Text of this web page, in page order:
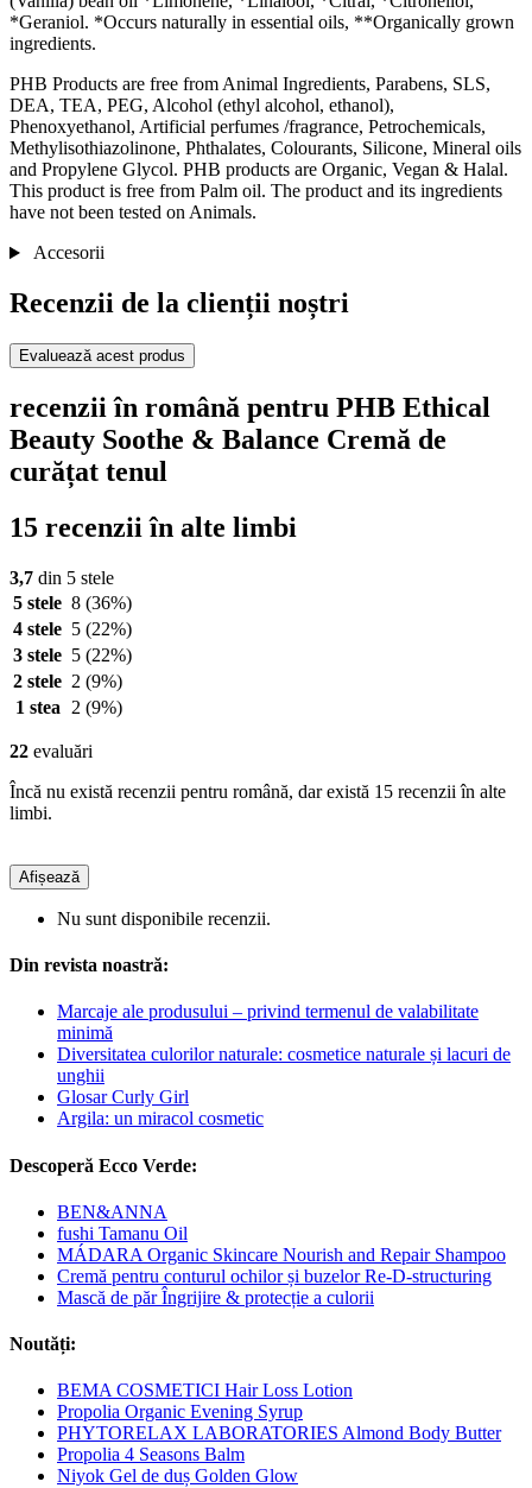
*Geraniol. *Occurs naturally in essential oils, **Organically grown
ingredients.
PHB Products are free from Animal Ingredients, Parabens, SLS,
DEA, TEA, PEG, Alcohol (ethyl alcohol, ethanol),
Phenoxyethanol, Artificial perfumes /fragrance, Petrochemicals,
Methylisothiazolinone, Phthalates, Colourants, Silicone, Mineral oils
and Propylene Glycol. PHB products are Organic, Vegan & Halal.
This product is free from Palm oil. The product and its ingredients
have not been tested on Animals.
Accesorii
Recenzii de la clienții noștri
Evaluează acest produs
recenzii în română pentru PHB Ethical
Beauty Soothe & Balance Cremă de
curățat tenul
15 recenzii în alte limbi
3,7 din 5 stele
5 stele 8 (36%)
4 stele 5 (22%)
3 stele 5 (22%)
2 stele 2 (9%)
1 stea
2 (9%)
22 evaluări
Încă nu există recenzii pentru română, dar există 15 recenzii în alte
limbi.
Afișează
Nu sunt disponibile recenzii.
Din revista noastră:
Marcaje ale produsului – privind termenul de valabilitate
minimă
Diversitatea culorilor naturale: cosmetice naturale și lacuri de
unghii
Glosar Curly Girl
Argila: un miracol cosmetic
Descoperă Ecco Verde:
BEN&ANNA
fushi Tamanu Oil
MÁDARA Organic Skincare Nourish and Repair Shampoo
Cremă pentru conturul ochilor și buzelor Re-D-structuring
Mască de păr Îngrijire & protecție a culorii
Noutăți:
BEMA COSMETICI Hair Loss Lotion
Propolia Organic Evening Syrup
PHYTORELAX LABORATORIES Almond Body Butter
Propolia 4 Seasons Balm
Niyok Gel de duș Golden Glow